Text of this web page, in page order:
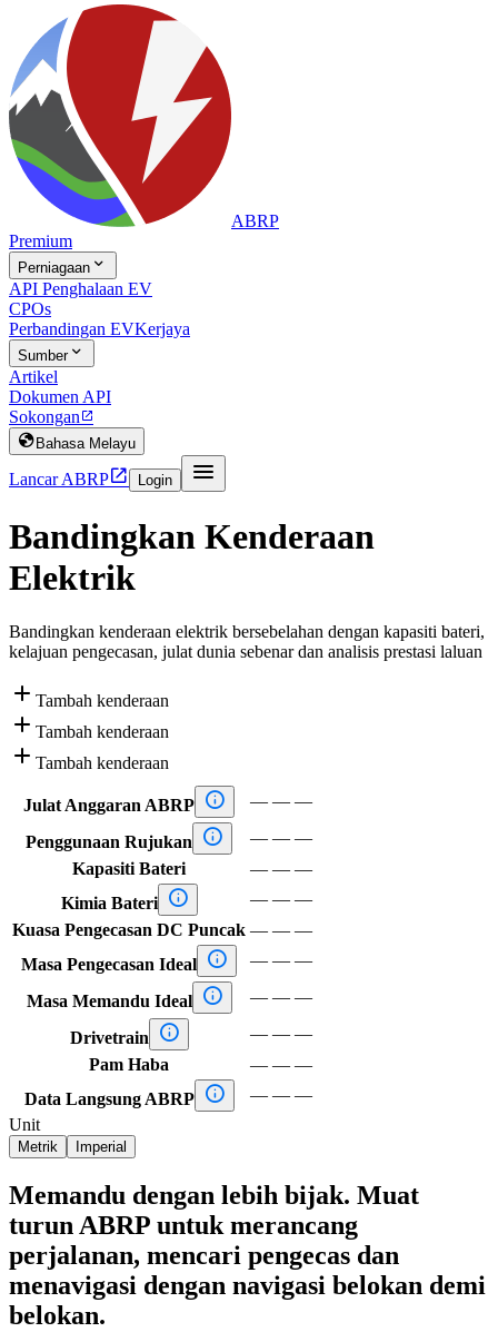
ABRP
Premium
Perniagaan 
API Penghalaan EV
CPOs
Perbandingan EVKerjaya
Sumber
Artikel
Dokumen API
Sokongan
 Bahasa Melayu
Lancar ABRP Login 
Bandingkan Kenderaan
Elektrik
Bandingkan kenderaan elektrik bersebelahan dengan kapasiti bateri,
kelajuan pengecasan, julat dunia sebenar dan analisis prestasi laluan
 Tambah kenderaan
 Tambah kenderaan
 Tambah kenderaan
Julat Anggaran ABRP  — — —
Penggunaan Rujukan  — — —
Kapasiti Bateri
— — —
Kimia Bateri
 — — —
Kuasa Pengecasan DC Puncak — — —
Masa Pengecasan Ideal  — — —
Masa Memandu Ideal  — — —
Drivetrain  — — —
Pam Haba
— — —
Data Langsung ABRP
 — — —
Unit
Metrik Imperial
Memandu dengan lebih bijak. Muat
turun ABRP untuk merancang
perjalanan, mencari pengecas dan
menavigasi dengan navigasi belokan demi
belokan.